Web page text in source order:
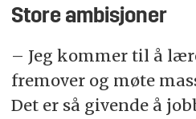
Store ambisjoner
– Jeg kommer til å
fremover og møte
Det er så givende å